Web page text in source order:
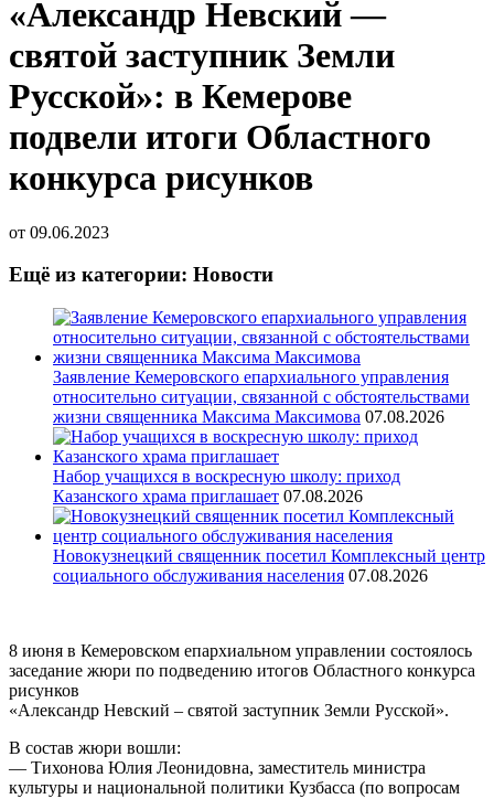
«Александр Невский —
святой заступник Земли
Русской»: в Кемерове
подвели итоги Областного
конкурса рисунков
от 09.06.2023
Ещё из категории: Новости
Заявление Кемеровского епархиального управления
относительно ситуации, связанной с обстоятельствами
жизни священника Максима Максимова 07.08.2026
Набор учащихся в воскресную школу: приход
Казанского храма приглашает 07.08.2026
Новокузнецкий священник посетил Комплексный центр
социального обслуживания населения 07.08.2026
8 июня в Кемеровском епархиальном управлении состоялось
заседание жюри по подведению итогов Областного конкурса
рисунков
«Александр Невский – святой заступник Земли Русской».
В состав жюри вошли:
— Тихонова Юлия Леонидовна, заместитель министра
культуры и национальной политики Кузбасса (по вопросам